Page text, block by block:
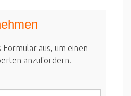
Formular aus, um einen
anzufordern.